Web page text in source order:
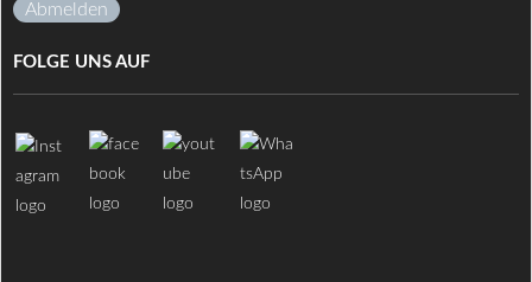
Abmelden
FOLGE UNS AUF